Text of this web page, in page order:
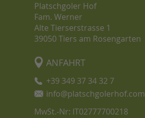
Platschgoler Hof
Fam. Werner
Alte Tierserstrasse 1
39050Tiers am Rosengarten
ANFAHRT
+39 349 37 34 32 7
info@platschgolerhof.com
MwSt.-Nr: IT02777700218